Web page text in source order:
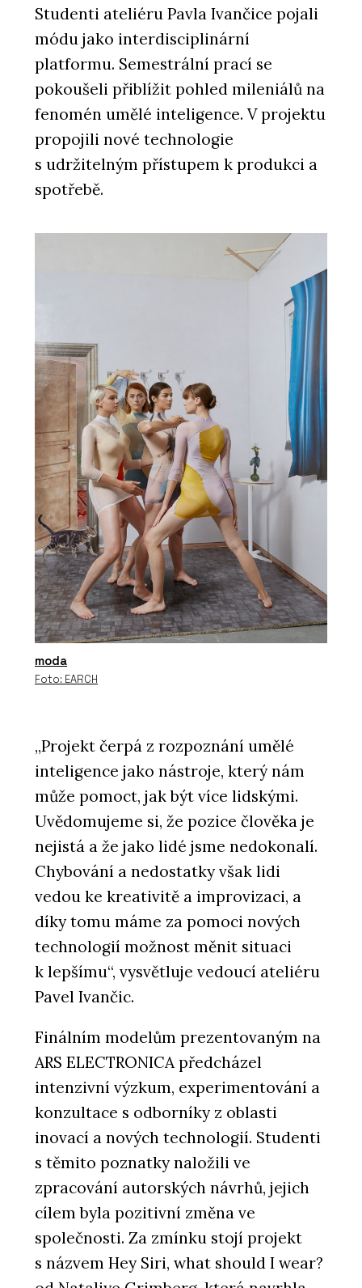
Studenti ateliéru Pavla Ivančice pojali
módu jako interdisciplinární
platformu. Semestrální prací se
pokoušeli přiblížit pohled mileniálů na
fenomén umělé inteligence. V projektu
propojili nové technologie
s udržitelným přístupem k produkci a
spotřebě.
moda
Foto: EARCH
„Projekt čerpá z rozpoznání umělé
inteligence jako nástroje, který nám
může pomoct, jak být více lidskými.
Uvědomujeme si, že pozice člověka je
nejistá a že jako lidé jsme nedokonalí.
Chybování a nedostatky však lidi
vedou ke kreativitě a improvizaci, a
díky tomu máme za pomoci nových
technologií možnost měnit situaci
k lepšímu“, vysvětluje vedoucí ateliéru
Pavel Ivančic.
Finálním modelům prezentovaným na
ARS ELECTRONICA předcházel
intenzivní výzkum, experimentování a
konzultace s odborníky z oblasti
inovací a nových technologií. Studenti
s těmito poznatky naložili ve
zpracování autorských návrhů, jejich
cílem byla pozitivní změna ve
společnosti. Za zmínku stojí projekt
s názvem Hey Siri, what should I wear?